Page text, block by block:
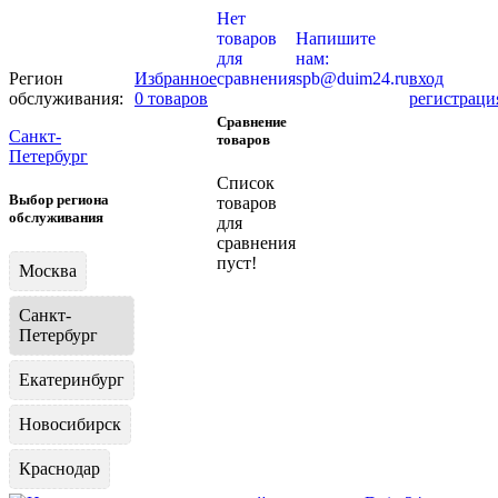
Регион
обслуживания:
Санкт-
Петербург
Выбор региона
обслуживания
Москва
Санкт-
Петербург
Екатеринбург
Новосибирск
Краснодар
Избранное
0 товаров
Нет
товаров
для
сравнения
Сравнение
товаров
Список
товаров
для
сравнения
пуст!
Напишите
нам:
spb@duim24.ruвход